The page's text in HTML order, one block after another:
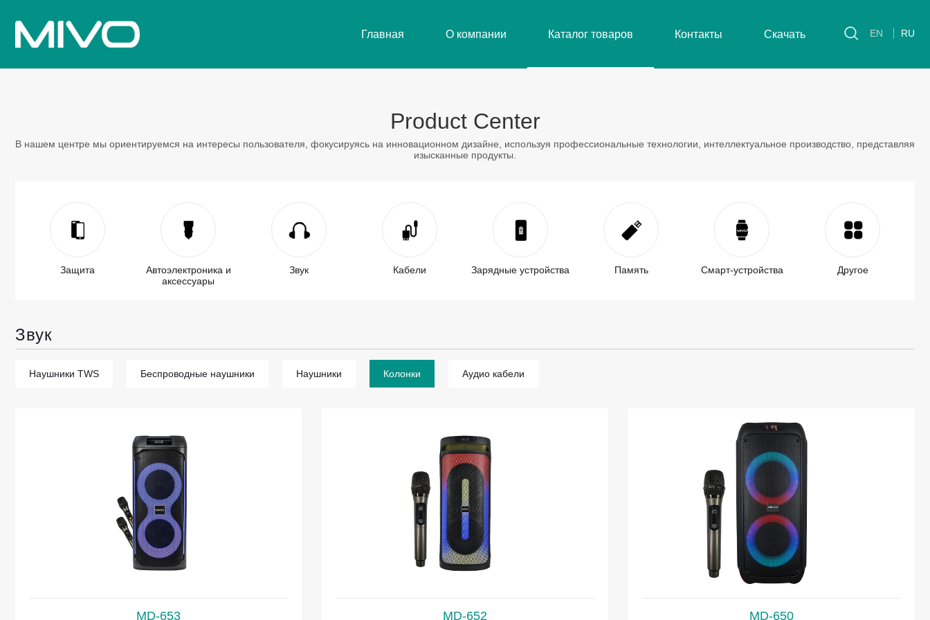
Главная О компании Каталог товаров Контакты Скачать EN RU
Product Center
В нашем центре мы ориентируемся на интересы пользователя, фокусируясь на инновационном дизайне, используя профессиональные технологии, интеллектуальное производство, представляя
изысканные продукты.
Защита
Автоэлектроника и
аксессуары
Звук Кабели Зарядные устройства Память Смарт-устройства Другое
Звук
Наушники TWS Беспроводные наушники Наушники Колонки Аудио кабели
MD-653 MD-652 MD-650